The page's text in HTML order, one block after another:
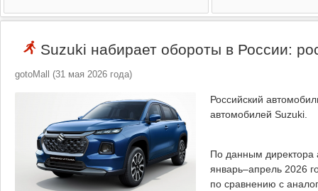
Suzuki набирает обороты в России:
gotoMall (31 мая 2026 года)
Российский
автомобилей Suzuki.
По данным директора
январь–апрель 2026
по сравнению с